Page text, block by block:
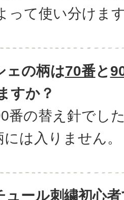
って使い分けま
ェの柄は70番と
すか？
番の替え針でし
は入りません。
ュール刺繍初心